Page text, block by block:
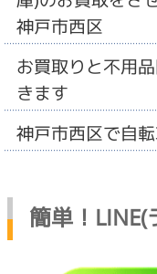
神戸市西区
お買取りと不用
きます
神戸市西区で自
簡単！LINE(